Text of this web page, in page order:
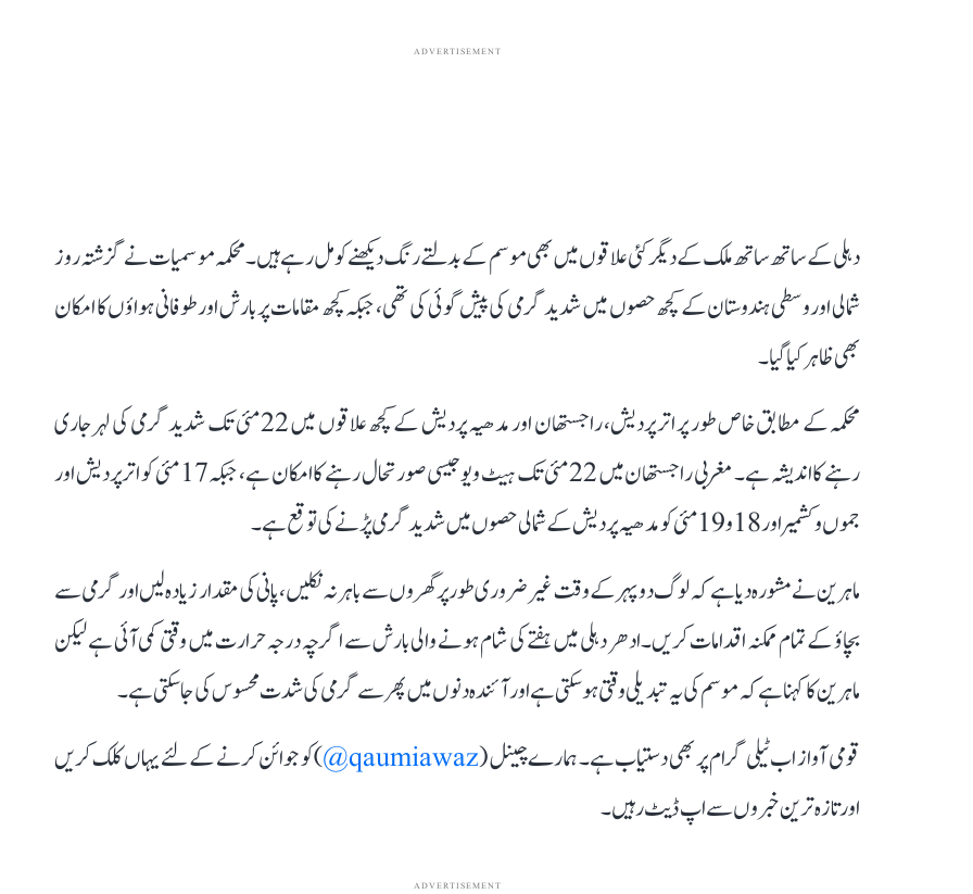
ADVERTISEMENT
دہلی کے ساتھ ساتھ ملک کے دیگر کئی علاقوں میں بھی موسم کے بدلتے رنگ دیکھنے کو مل رہے ہیں۔ محکمہ موسمیات نے گزشتہ روز
شمالی اور وسطی ہندوستان کے کچھ حصوں میں شدید گرمی کی پیش گوئی کی تھی، جبکہ کچھ مقامات پر بارش اور طوفانی ہواؤں کا امکان
بھی ظاہر کیا گیا۔
محکمہ کے مطابق خاص طور پر اتر پردیش، راجستھان اور مدھیہ پردیش کے کچھ علاقوں میں 22 مئی تک شدید گرمی کی لہر جاری
رہنے کا اندیشہ ہے۔ مغربی راجستھان میں 22 مئی تک ہیٹ ویو جیسی صورتحال رہنے کا امکان ہے، جبکہ 17 مئی کو اتر پردیش اور
جموں و کشمیر اور 18 و 19 مئی کو مدھیہ پردیش کے شمالی حصوں میں شدید گرمی پڑنے کی توقع ہے۔
ماہرین نے مشورہ دیا ہے کہ لوگ دوپہر کے وقت غیر ضروری طور پر گھروں سے باہر نہ نکلیں، پانی کی مقدار زیادہ لیں اور گرمی سے
بچاؤ کے تمام ممکنہ اقدامات کریں۔ ادھر دہلی میں ہفتے کی شام ہونے والی بارش سے اگرچہ درجہ حرارت میں وقتی کمی آئی ہے لیکن
ماہرین کا کہنا ہے کہ موسم کی یہ تبدیلی وقتی ہو سکتی ہے اور آئندہ دنوں میں پھر سے گرمی کی شدت محسوس کی جا سکتی ہے۔
قومی آواز اب ٹیلی گرام پر بھی دستیاب ہے۔ ہمارے چینل (qaumiawaz@
) کو جوائن کرنے کے لئے یہاں کلک کریں
اور تازہ ترین خبروں سے اپ ڈیٹ رہیں۔
ADVERTISEMENT